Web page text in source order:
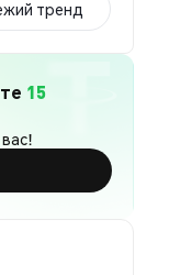
тренд
15